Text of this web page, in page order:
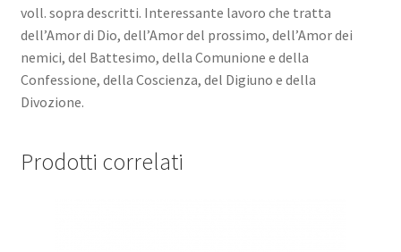
voll. sopra descritti. Interessante lavoro che tratta
dell’Amor di Dio, dell’Amor del prossimo, dell’Amor dei
nemici, del Battesimo, della Comunione e della
Confessione, della Coscienza, del Digiuno e della
Divozione.
Prodotti correlati